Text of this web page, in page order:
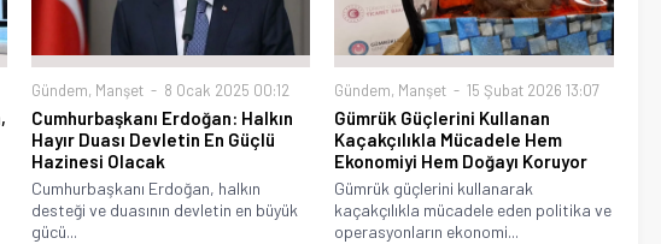
Gündem, Manşet 8 Ocak 2025 00:12
Cumhurbaşkanı Erdoğan: Halkın
Hayır Duası Devletin En Güçlü
Hazinesi Olacak
Cumhurbaşkanı Erdoğan, halkın
desteği ve duasının devletin en büyük
gücü...
Gündem, Manşet 15 Şubat 2026 13:07
Gümrük Güçlerini Kullanan
Kaçakçılıkla Mücadele Hem
Ekonomiyi Hem Doğayı Koruyor
Gümrük güçlerini kullanarak
kaçakçılıkla mücadele eden politika ve
operasyonların ekonomi...